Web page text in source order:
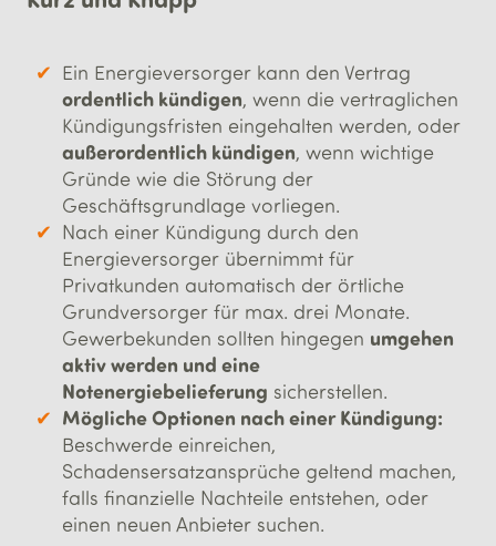
Ein Energieversorger kann den Vertrag
ordentlich kündigen, wenn die vertraglichen
Kündigungsfristen eingehalten werden, oder
außerordentlich kündigen, wenn wichtige
Gründe wie die Störung der
Geschäftsgrundlage vorliegen.
Nach einer Kündigung durch den
Energieversorger übernimmt für
Privatkunden automatisch der örtliche
Grundversorger für max. drei Monate.
Gewerbekunden sollten hingegen umgehen
aktiv werden und eine
Notenergiebelieferung sicherstellen.
Mögliche Optionen nach einer Kündigung:
Beschwerde einreichen,
Schadensersatzansprüche geltend machen,
falls finanzielle Nachteile entstehen, oder
einen neuen Anbieter suchen.